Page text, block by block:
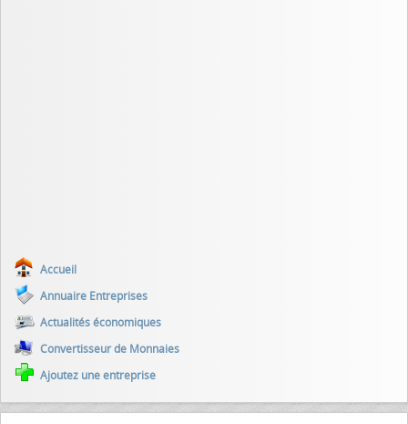
Accueil
Annuaire Entreprises
Actualités économiques
Convertisseur de Monnaies
Ajoutez une entreprise